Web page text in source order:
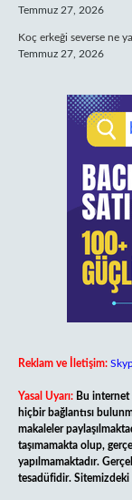
Temmuz 27, 2026
Koç erkeği severse ne
Temmuz 27, 2026
Reklam ve İletişim:
Yasal Uyarı: Bu internet
hiçbir bağlantısı
makaleler
taşımamakta olup,
yapılmamaktadır.
tesadüfidir. Sitemizdeki